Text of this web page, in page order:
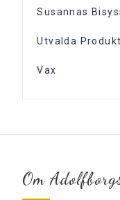
Susannas
Utvalda
Vax
Om